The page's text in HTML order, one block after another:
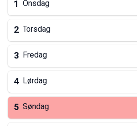
1 Onsdag
2 Torsdag
3 Fredag
4 Lørdag
5 Søndag